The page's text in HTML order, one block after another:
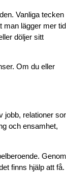
Vanliga tecken
man lägger mer tid
döljer sitt
Om du eller
jobb, relationer
och ensamhet,
Genom
finns hjälp att få.